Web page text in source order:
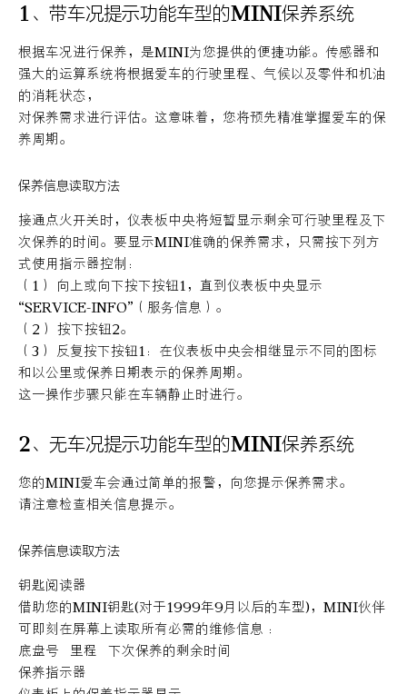
1、带车况提示功能车型的MINI保养系统
根据车况进行保养，是MINI为您提供的便捷功能。传感器和
强大的运算系统将根据爱车的行驶里程、气候以及零件和机油
的消耗状态，
对保养需求进行评估。这意味着，您将预先精准掌握爱车的保
养周期。
保养信息读取方法
接通点火开关时，仪表板中央将短暂显示剩余可行驶里程及下
次保养的时间。要显示MINI准确的保养需求，只需按下列方
式使用指示器控制：
（1） 向上或向下按下按钮1，直到仪表板中央显示
“SERVICE-INFO”（服务信息）。
（2） 按下按钮2。
（3） 反复按下按钮1：在仪表板中央会相继显示不同的图标
和以公里或保养日期表示的保养周期。
这一操作步骤只能在车辆静止时进行。
2、无车况提示功能车型的MINI保养系统
您的MINI爱车会通过简单的报警，向您提示保养需求。
请注意检查相关信息提示。
保养信息读取方法
钥匙阅读器
借助您的MINI钥匙(对于1999年9月以后的车型)，MINI伙伴
可即刻在屏幕上读取所有必需的维修信息 ：
底盘号 里程 下次保养的剩余时间
保养指示器